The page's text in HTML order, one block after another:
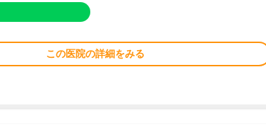
この医院の詳細をみる